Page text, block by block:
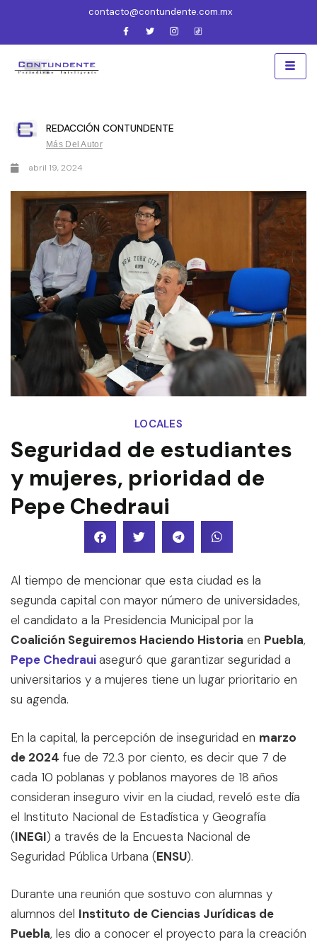
contacto@contundente.com.mx
REDACCIÓN CONTUNDENTE
Más Del Autor
abril 19, 2024
LOCALES
Seguridad de estudiantes
y mujeres, prioridad de
Pepe Chedraui
Al tiempo de mencionar que esta ciudad es la
segunda capital con mayor número de universidades,
el candidato a la Presidencia Municipal por la
Coalición Seguiremos Haciendo Historia en Puebla,
Pepe Chedrauiaseguró que garantizar seguridad a
universitarios y a mujeres tiene un lugar prioritario en
su agenda.
En la capital, la percepción de inseguridad en marzo
de 2024 fue de 72.3 por ciento, es decir que 7 de
cada 10 poblanas y poblanos mayores de 18 años
consideran inseguro vivir en la ciudad, reveló este día
el Instituto Nacional de Estadística y Geografía
(INEGI) a través de la Encuesta Nacional de
Seguridad Pública Urbana (ENSU).
Durante una reunión que sostuvo con alumnas y
alumnos del Instituto de Ciencias Jurídicas de
Puebla, les dio a conocer el proyecto para la creación